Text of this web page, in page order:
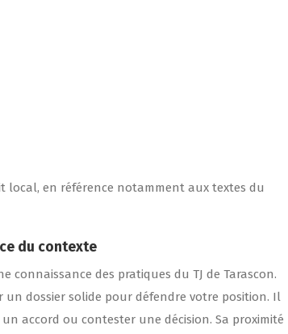
local, en référence notamment aux textes du
du contexte
connaissance des pratiques du TJ de Tarascon.
un dossier solide pour défendre votre position. Il
accord ou contester une décision. Sa proximité